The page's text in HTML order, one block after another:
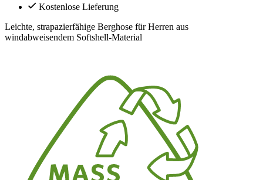
Kostenlose Lieferung
Leichte, strapazierfähige Berghose für Herren aus
windabweisendem Softshell-Material